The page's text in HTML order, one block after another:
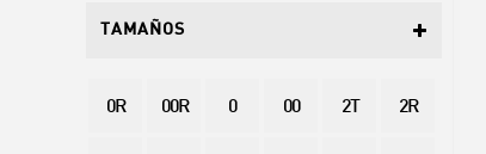
TAMAÑOS
0R 00R 0 00 2T 2R